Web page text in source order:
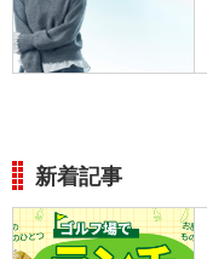
新着記事